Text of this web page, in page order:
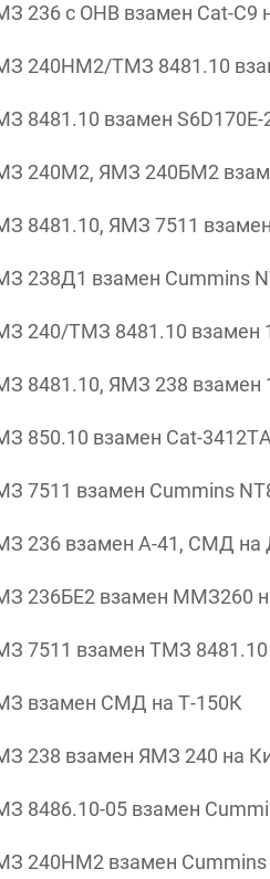
236 с ОНВ взамен Cat-C9
240НМ2/ТМЗ 8481.10
8481.10 взамен
240М2, ЯМЗ 240БМ2
8481.10, ЯМЗ 7511
238Д1 взамен Cummins
240/ТМЗ 8481.10 взамен
8481.10, ЯМЗ 238
850.10 взамен Cat-
7511 взамен Cummins
236 взамен А-41, СМД на
236БЕ2 взамен ММЗ260
7511 взамен ТМЗ
взамен СМД на Т-150К
238 взамен ЯМЗ 240 на
8486.10-05 взамен
240НМ2 взамен Cummins